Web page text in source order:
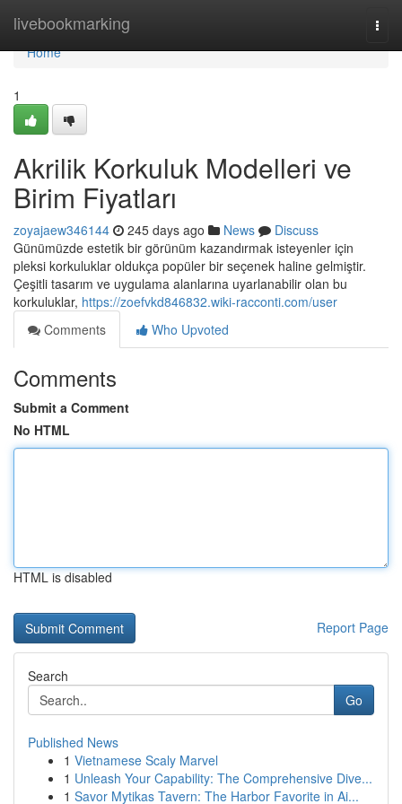
livebookmarking
Home
Home
1
Akrilik Korkuluk Modelleri ve
Birim Fiyatları
zoyajaew346144 245 days ago News
Discuss
Günümüzde estetik bir görünüm kazandırmak isteyenler için
pleksi korkuluklar oldukça popüler bir seçenek haline gelmiştir.
Çeşitli tasarım ve uygulama alanlarına uyarlanabilir olan bu
korkuluklar, https://zoefvkd846832.wiki-racconti.com/user
Comments
Who Upvoted
Comments
Submit a Comment
No HTML
HTML is disabled
Report Page
Search
Go
Published News
1 Vietnamese Scaly Marvel
1 Unleash Your Capability: The Comprehensive Dive...
1 Savor Mytikas Tavern: The Harbor Favorite in Ai...